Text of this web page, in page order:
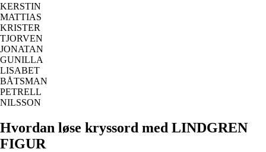
KERSTIN
MATTIAS
KRISTER
TJORVEN
JONATAN
GUNILLA
LISABET
BÅTSMAN
PETRELL
NILSSON
Hvordan løse kryssord med LINDGREN
FIGUR